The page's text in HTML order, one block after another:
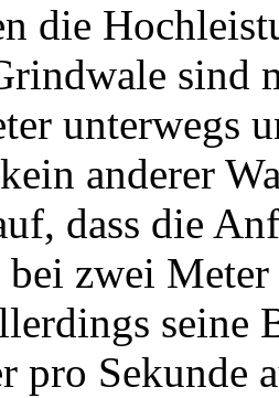
die
sind
unterwegs
anderer
dass die
bei zwei
seine
pro Sekunde